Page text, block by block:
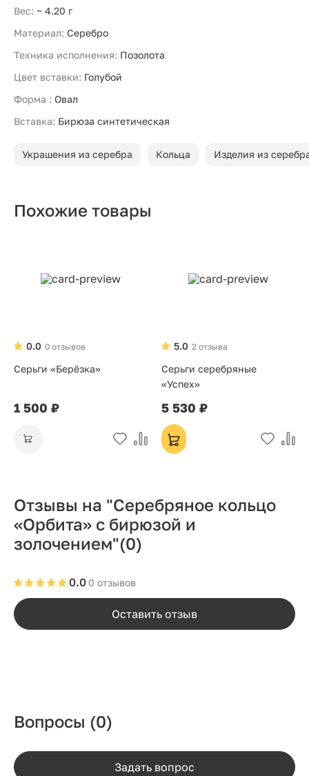
Вес: ~ 4.20 г
Материал: Серебро
Техника исполнения: Позолота
Цвет вставки: Голубой
Форма : Овал
Вставка: Бирюза синтетическая
Украшения из серебра Кольца Изделия из
Похожие товары
0 отзывов
0.0
Серьги «Берёзка»
1 500 ₽
2 отзыва
5.0
Серьги серебряные
«Успех»
5 530 ₽
Отзывы на "Серебряное кольцо
«Орбита» с бирюзой и
золочением"(0)
0 отзывов
0.0
Оставить отзыв
Вопросы (0)
Задать вопрос